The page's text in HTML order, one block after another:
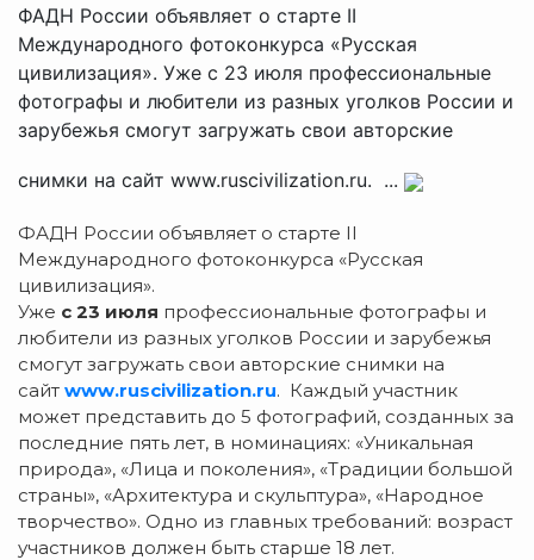
ФАДН России объявляет о старте II
Международного фотоконкурса «Русская
цивилизация». Уже с 23 июля профессиональные
фотографы и любители из разных уголков России и
зарубежья смогут загружать свои авторские
снимки на сайт www.ruscivilization.ru. ...
ФАДН России объявляет о старте II
Международного фотоконкурса «Русская
цивилизация».
Уже с 23 июля профессиональные фотографы и
любители из разных уголков России и зарубежья
смогут загружать свои авторские снимки на
сайт www.ruscivilization.ru. Каждый участник
может представить до 5 фотографий, созданных за
последние пять лет, в номинациях: «Уникальная
природа», «Лица и поколения», «Традиции большой
страны», «Архитектура и скульптура», «Народное
творчество». Одно из главных требований: возраст
участников должен быть старше 18 лет.